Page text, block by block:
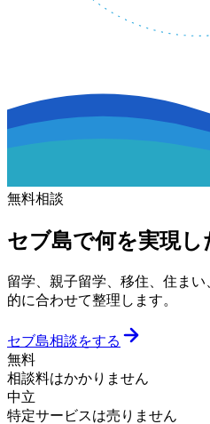
無料相談
セブ島で何を実現し
留学、親子留学、移住、住ま
的に合わせて整理します。
セブ島相談をする
無料
相談料はかかりません
中立
特定サービスは売りません